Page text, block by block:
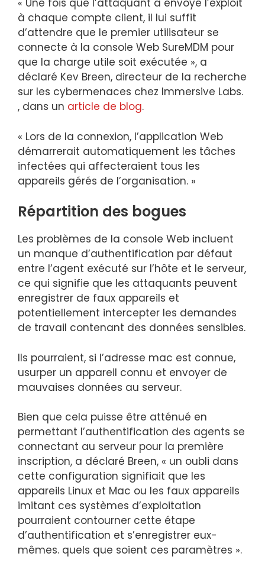
« Une fois que l’attaquant a envoyé l’exploit
à chaque compte client, il lui suffit
d’attendre que le premier utilisateur se
connecte à la console Web SureMDM pour
que la charge utile soit exécutée », a
déclaré Kev Breen, directeur de la recherche
sur les cybermenaces chez Immersive Labs.
, dans un article de blog.
« Lors de la connexion, l’application Web
démarrerait automatiquement les tâches
infectées qui affecteraient tous les
appareils gérés de l’organisation. »
Répartition des bogues
Les problèmes de la console Web incluent
un manque d’authentification par défaut
entre l’agent exécuté sur l’hôte et le serveur,
ce qui signifie que les attaquants peuvent
enregistrer de faux appareils et
potentiellement intercepter les demandes
de travail contenant des données sensibles.
Ils pourraient, si l’adresse mac est connue,
usurper un appareil connu et envoyer de
mauvaises données au serveur.
Bien que cela puisse être atténué en
permettant l’authentification des agents se
connectant au serveur pour la première
inscription, a déclaré Breen, « un oubli dans
cette configuration signifiait que les
appareils Linux et Mac ou les faux appareils
imitant ces systèmes d’exploitation
pourraient contourner cette étape
d’authentification et s’enregistrer eux-
mêmes. quels que soient ces paramètres ».